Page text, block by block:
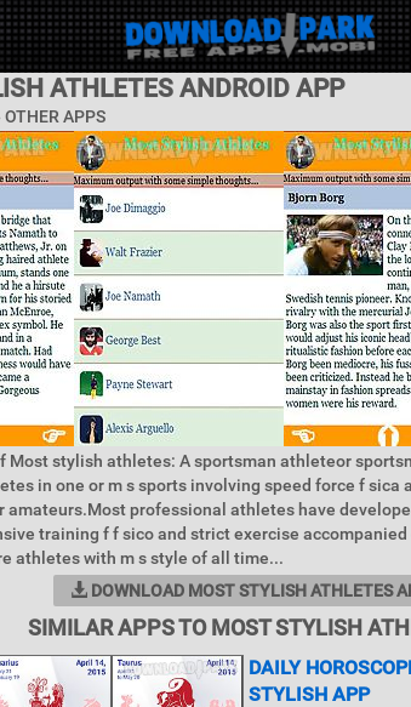
ATHLETES ANDROID APP
OTHER APPS
Most stylish athletes: A sportsman athleteor
in one or m s sports involving speed force f sica
amateurs.Most professional athletes have
training f f sico and strict exercise
athletes with m s style of all time...
DOWNLOAD MOST STYLISH ATHLETES
SIMILAR APPS TO MOST STYLISH
DAILY
STYLISH APP